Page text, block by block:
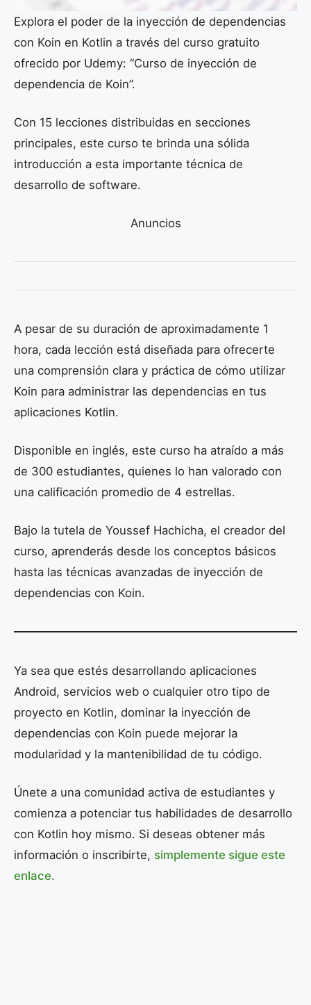
Explora el poder de la inyección de dependencias
con Koin en Kotlin a través del curso gratuito
ofrecido por Udemy: “Curso de inyección de
dependencia de Koin”.
Con 15 lecciones distribuidas en secciones
principales, este curso te brinda una sólida
introducción a esta importante técnica de
desarrollo de software.
Anuncios
A pesar de su duración de aproximadamente 1
hora, cada lección está diseñada para ofrecerte
una comprensión clara y práctica de cómo utilizar
Koin para administrar las dependencias en tus
aplicaciones Kotlin.
Disponible en inglés, este curso ha atraído a más
de 300 estudiantes, quienes lo han valorado con
una calificación promedio de 4 estrellas.
Bajo la tutela de Youssef Hachicha, el creador del
curso, aprenderás desde los conceptos básicos
hasta las técnicas avanzadas de inyección de
dependencias con Koin.
Ya sea que estés desarrollando aplicaciones
Android, servicios web o cualquier otro tipo de
proyecto en Kotlin, dominar la inyección de
dependencias con Koin puede mejorar la
modularidad y la mantenibilidad de tu código.
Únete a una comunidad activa de estudiantes y
comienza a potenciar tus habilidades de desarrollo
con Kotlin hoy mismo. Si deseas obtener más
información o inscribirte, simplemente sigue este
enlace.